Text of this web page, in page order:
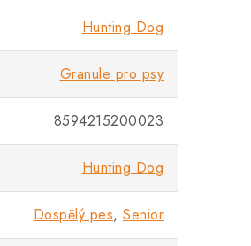
Hunting Dog
Granule pro psy
8594215200023
Hunting Dog
Dospělý pes, Senior